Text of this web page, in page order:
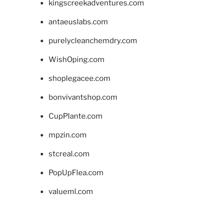
kingscreekadventures.com
antaeuslabs.com
purelycleanchemdry.com
WishOping.com
shoplegacee.com
bonvivantshop.com
CupPlante.com
mpzin.com
stcreal.com
PopUpFlea.com
valueml.com